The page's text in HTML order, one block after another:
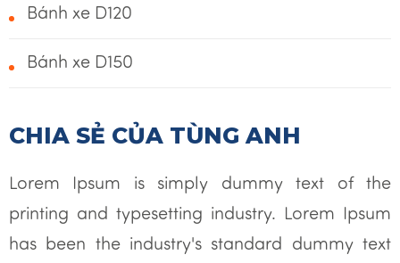
Bánh xe D120
Bánh xe D150
CHIA SẺ CỦA TÙNG ANH
Lorem Ipsum is simply dummy text of the
printing and typesetting industry. Lorem Ipsum
has been the industry's standard dummy text